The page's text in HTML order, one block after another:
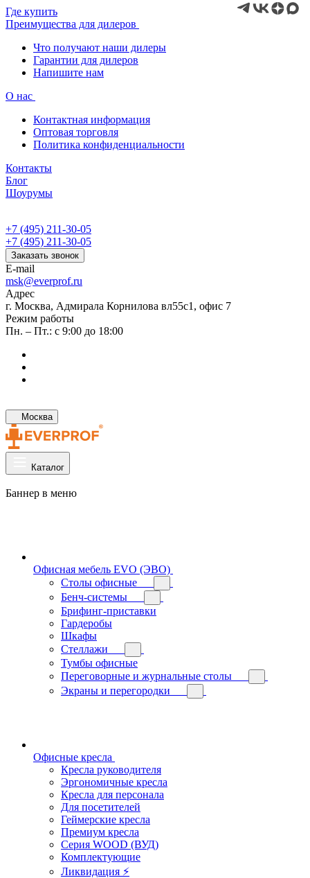
Где купить
Преимущества для дилеров
Что получают наши дилеры
Гарантии для дилеров
Напишите нам
О нас
Контактная информация
Оптовая торговля
Политика конфиденциальности
Контакты
Блог
Шоурумы
+7 (495) 211-30-05
+7 (495) 211-30-05
Заказать звонок
E-mail
msk@everprof.ru
Адрес
г. Москва, Адмирала Корнилова вл55с1, офис 7
Режим работы
Пн. – Пт.: с 9:00 до 18:00
Москва
Каталог
Баннер в меню
Офисная мебель EVO (ЭВО)
Cтолы офисные
Бенч-системы
Брифинг-приставки
Гардеробы
Шкафы
Стеллажи
Тумбы офисные
Переговорные и журнальные столы
Экраны и перегородки
Офисные кресла
Кресла руководителя
Эргономичные кресла
Кресла для персонала
Для посетителей
Геймерские кресла
Премиум кресла
Серия WOOD (ВУД)
Комплектующие
Ликвидация ⚡